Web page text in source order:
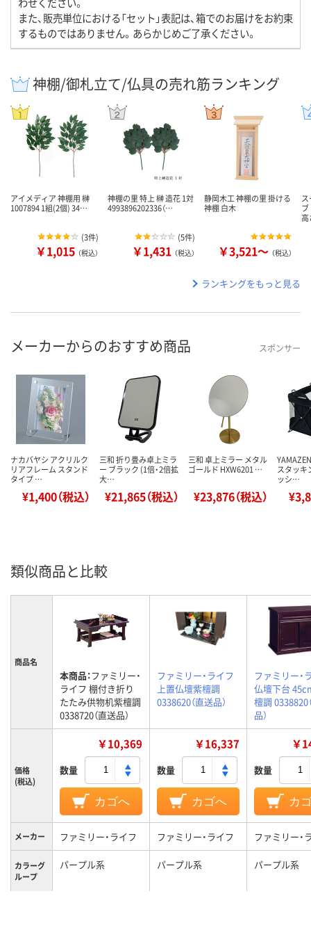
また、販売単位における「セット」表記は、箱でのお届けをお約束
するものではありません。あらかじめご了承ください。
神棚/御札立て/仏具の売れ筋ランキング
アイメディア 神棚用 榊
1007894 1組(2個) 34…
(3件)
￥1,015 （税込）
神棚の里 特上 榊 造花 1対
4993896202336（…
(5件)
￥1,431 （税込）
静岡木工 神棚の里 掛ける
神棚 白木
￥3,521～ （税込）
ランキングをもっと見る
メーカーからのおすすめ商品 スポンサー
ナカバヤシ アクリルク
リアフレーム スタンド
タイプ …
¥1,400（税込）
三和 折り畳み卓上ミラ
ー ブラック (1倍・2倍拡
大…
¥21,865（税込）
三和 卓上ミラー メタル
ゴールド HXW6201 …
¥23,876（税込）
スタッキ
ッシ…
類似商品と比較
商品名
本商品：ファミリー・
ライフ 棚付き折り
たたみ供物机紫檀調
0338720（直送品）
ファミリー・ライフ
上置仏壇紫檀調
0338620（直送品）
ファミリー・
仏壇下台
檀調 0338820
品）
価格
(税込)
￥10,369
数量
カゴへ
￥16,337
数量
カゴへ
￥
数量
カ
メーカー ファミリー・ライフ ファミリー・ライフ ファミリー・
カラーグ
ループ
パープル系 パープル系 パープル系